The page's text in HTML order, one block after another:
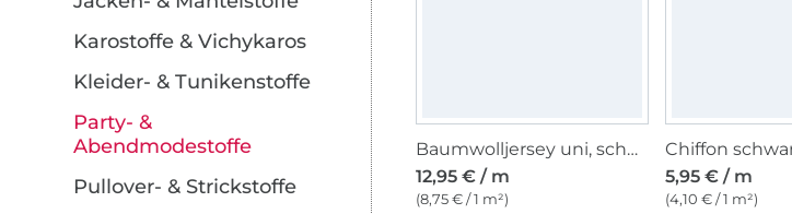
Karostoffe & Vichykaros
Kleider- & Tunikenstoffe
Party- &
Abendmodestoffe
Pullover- & Strickstoffe
Baumwolljersey uni, schwarz
12,95 € / m
(8,75 € / 1 m²)
5,95 € / m
(4,10 € / 1 m²)